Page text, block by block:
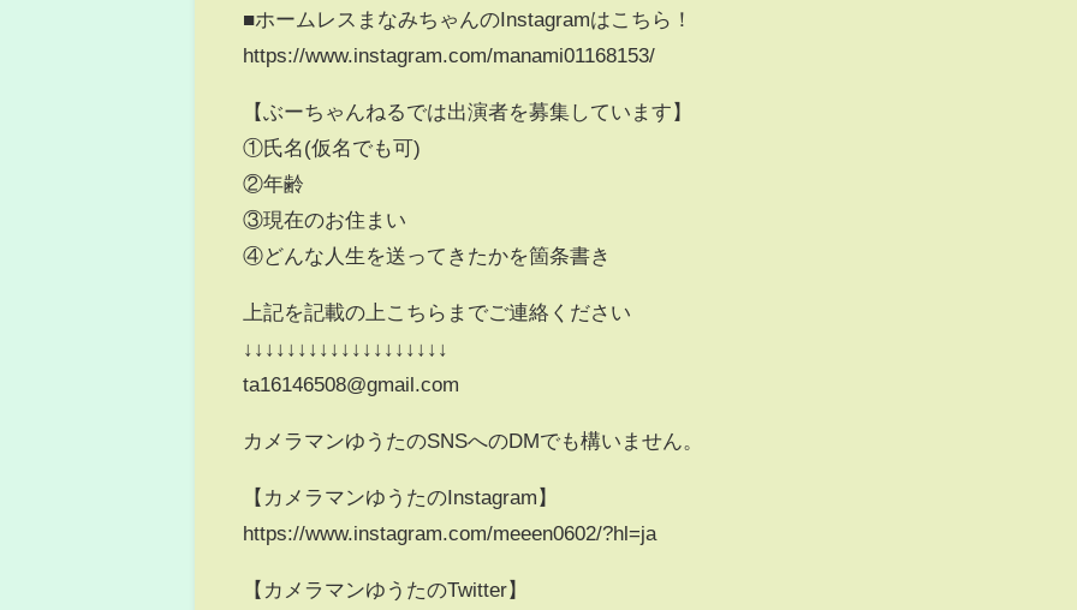
■ホームレスまなみちゃんのInstagramはこちら！
https://www.instagram.com/manami01168153/
【ぶーちゃんねるでは出演者を募集しています】
①氏名(仮名でも可)
②年齢
③現在のお住まい
④どんな人生を送ってきたかを箇条書き
上記を記載の上こちらまでご連絡ください
↓↓↓↓↓↓↓↓↓↓↓↓↓↓↓↓↓↓↓
ta16146508@gmail.com
カメラマンゆうたのSNSへのDMでも構いません。
【カメラマンゆうたのInstagram】
https://www.instagram.com/meeen0602/?hl=ja
【カメラマンゆうたのTwitter】